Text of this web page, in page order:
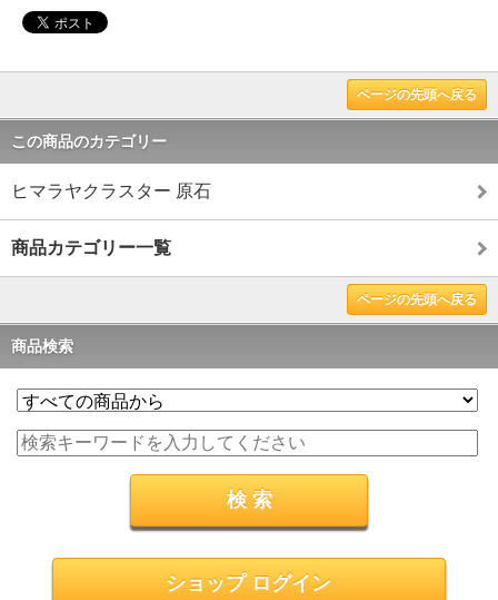
ページの先頭へ戻る
この商品のカテゴリー
ヒマラヤクラスター 原石
商品カテゴリー一覧
ページの先頭へ戻る
商品検索
ショップ ログイン